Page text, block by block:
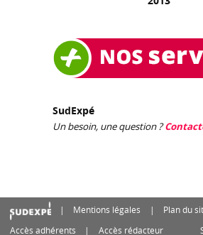
SudExpé
Un besoin, une question ?
Mentions légales
Plan du
Accès adhérents
Accès rédacteur